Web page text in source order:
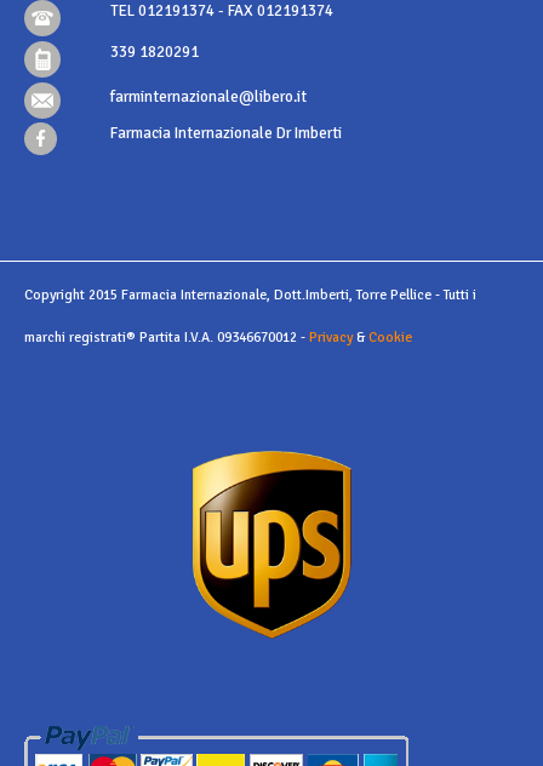
TEL 012191374 - FAX 012191374
339 1820291
farminternazionale@libero.it
Farmacia Internazionale Dr Imberti
Copyright 2015 Farmacia Internazionale, Dott.Imberti, Torre Pellice - Tutti i
marchi registrati® Partita I.V.A. 09346670012 - Privacy&Cookie